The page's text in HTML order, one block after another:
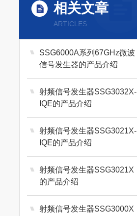
相关文章
ARTICLES
SSG6000A系列67GHz微波
信号发生器的产品介绍
射频信号发生器SSG3032X-
IQE的产品介绍
射频信号发生器SSG3021X-
IQE的产品介绍
射频信号发生器SSG3021X
的产品介绍
射频信号发生器SSG3000X